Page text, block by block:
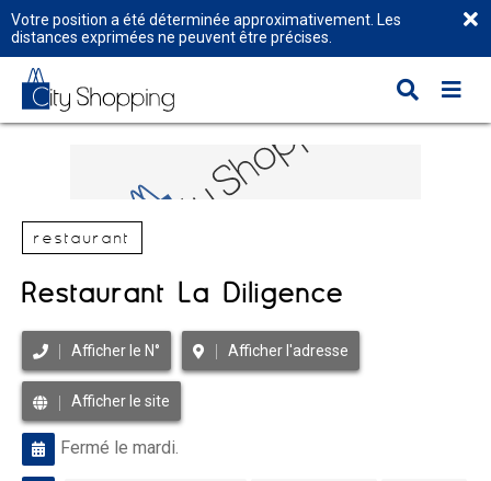
Votre position a été déterminée approximativement. Les
distances exprimées ne peuvent être précises.
restaurant
Restaurant La Diligence
Afficher le N° Afficher l'adresse
Afficher le site
Fermé le mardi.